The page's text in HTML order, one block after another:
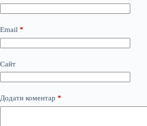
Email *
Сайт
Додати коментар *